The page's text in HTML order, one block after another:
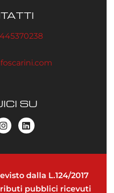
SU
dalla L.124/2017
pubblici ricevuti